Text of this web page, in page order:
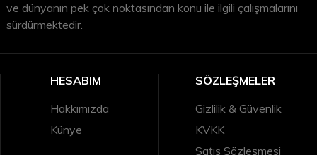
ve dünyanın pek çok noktasından konu ile ilgili çalışmalarını
sürdürmektedir.
HESABIM
Hakkımızda
Künye
SÖZLEŞMELER
Gizlilik & Güvenlik
KVKK
Satış Sözleşmesi